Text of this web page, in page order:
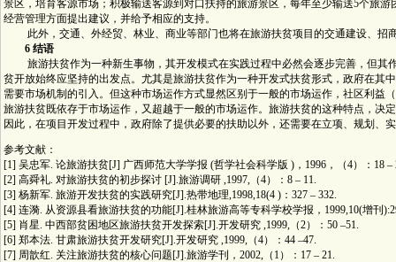
景区，培育客源市场；积极输送客源到对口扶持的旅游景区，每年至少输送5个旅
经营管理方面提出建议，并给予相应的支持。
此外，交通、外经贸、林业、商业等部门也将在旅游扶贫项目的交通建设、招
6 结语
旅游扶贫作为一种新生事物，其开发模式在实践过程中必然会逐步完善，但其
贫开放始终应坚持的出发点。尤其是旅游扶贫作为一种开发式扶贫形式，政府在其
需要市场机制的引入。但这种市场运作方式显然区别于一般的市场运作，社区利益
旅游扶贫既依存于市场运作，又超越于一般的市场运作。旅游扶贫的这种特点，决
因此，在项目开发过程中，政府除了提供必要的扶助以外，还需要在立项、规划、
参考文献：
[1] 吴忠军. 论旅游扶贫[J] 广西师范大学学报 (哲学社会科学版 )，1996，（4）：18 –
[2] 高舜礼. 对旅游扶贫的初步探讨 [J].旅游调研 ,1997,（4）：8 – 11.
[3] 杨新军. 旅游开发扶贫的实践研究[J].热带地理,1998,18(4 )：327 – 332.
[4] 连漪. 从资源县看旅游扶贫的功能[J].桂林旅游高等专科学校学报，1999,10(增刊
[5] 肖星. 中西部贫困地区旅游扶贫开发探索[J].开发研究 ,1999,（2）：50 –51.
[6] 郑本法. 甘肃旅游扶贫开发研究[J].开发研究 ,1999,（4）：44 –47.
[7] 周歆红. 关注旅游扶贫的核心问题[J].旅游学刊，2002,（1）：17 – 21.